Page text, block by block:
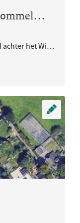
29 nov. Informatie- en Rommelmarkt
Vanuit de zeecontainers op de kavel achter het Witte Kerkje houdt CPO Feniks een informatiemarkt o..